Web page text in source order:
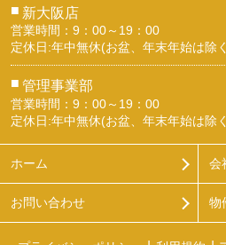
■ 新大阪店
営業時間：9：00～19：00
定休日:年中無休(お盆、年末年始は除く
■ 管理事業部
営業時間：9：00～19：00
定休日:年中無休(お盆、年末年始は除く
ホーム 会
お問い合わせ 物